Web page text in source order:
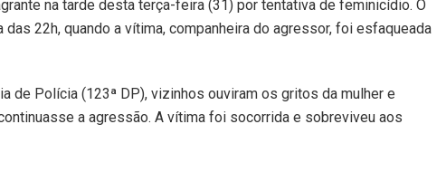
na tarde desta terça-feira (31) por tentativa de feminicídio. O
22h, quando a vítima, companheira do agressor, foi esfaqueada
de Polícia (123ª DP), vizinhos ouviram os gritos da mulher e
a agressão. A vítima foi socorrida e sobreviveu aos